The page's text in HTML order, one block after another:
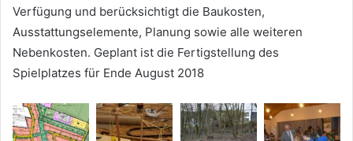
Verfügung und berücksichtigt die Baukosten,
Ausstattungselemente, Planung sowie alle weiteren
Nebenkosten. Geplant ist die Fertigstellung des
Spielplatzes für Ende August 2018